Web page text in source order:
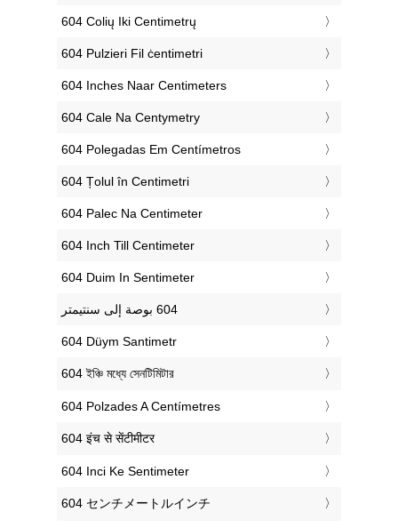
‎604 Colių Iki Centimetrų
‎604 Pulzieri Fil ċentimetri
‎604 Inches Naar Centimeters
‎604 Cale Na Centymetry
‎604 Polegadas Em Centímetros
‎604 Țolul în Centimetri
‎604 Palec Na Centimeter
‎604 Inch Till Centimeter
‎604 Duim In Sentimeter
‎604 Düym Santimetr
‎604 ইঞ্চি মধ্যে সেনটিমিটার
‎604 Polzades A Centímetres
‎604 इंच से सेंटीमीटर
‎604 Inci Ke Sentimeter
‎604 センチメートルインチ